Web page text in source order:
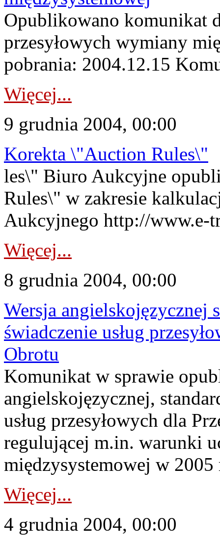
Opublikowano komunikat
przesyłowych wymiany
pobrania: 2004.12.15
Więcej...
9 grudnia 2004, 00:00
Korekta \"Auction Rules\"
les\" Biuro Aukcyjne
Rules\" w zakresie
Aukcyjnego http://www.e-
Więcej...
8 grudnia 2004, 00:00
Wersja angielskojęzycznej
świadczenie usług
Obrotu
Komunikat w sprawie
angielskojęzycznej,
usług przesyłowych dla
regulującej m.in. warunki
międzysystemowej w 2005
Więcej...
4 grudnia 2004, 00:00